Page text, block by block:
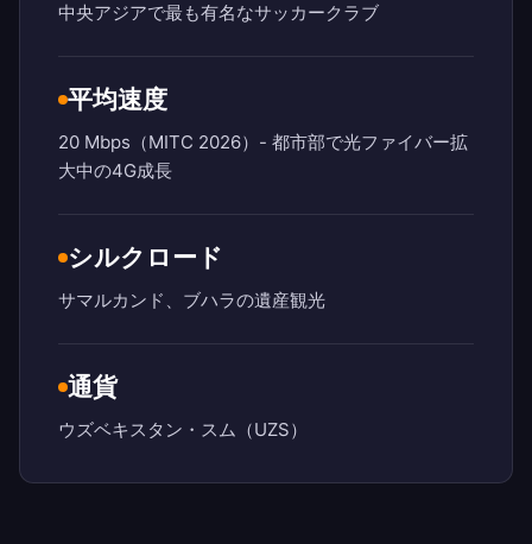
中央アジアで最も有名なサッカークラブ
平均速度
20 Mbps（MITC 2026）- 都市部で光ファイバー拡
大中の4G成長
シルクロード
サマルカンド、ブハラの遺産観光
通貨
ウズベキスタン・スム（UZS）